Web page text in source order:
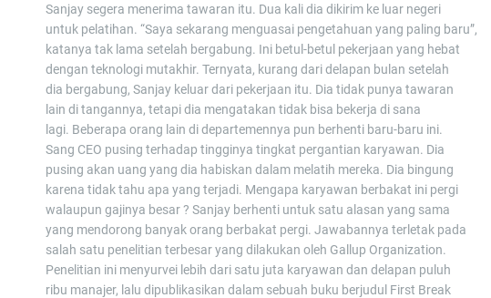
Sanjay segera menerima tawaran itu. Dua kali dia dikirim ke luar negeri
untuk pelatihan. “Saya sekarang menguasai pengetahuan yang paling baru”,
katanya tak lama setelah bergabung. Ini betul-betul pekerjaan yang hebat
dengan teknologi mutakhir. Ternyata, kurang dari delapan bulan setelah
dia bergabung, Sanjay keluar dari pekerjaan itu. Dia tidak punya tawaran
lain di tangannya, tetapi dia mengatakan tidak bisa bekerja di sana
lagi. Beberapa orang lain di departemennya pun berhenti baru-baru ini.
Sang CEO pusing terhadap tingginya tingkat pergantian karyawan. Dia
pusing akan uang yang dia habiskan dalam melatih mereka. Dia bingung
karena tidak tahu apa yang terjadi. Mengapa karyawan berbakat ini pergi
walaupun gajinya besar ? Sanjay berhenti untuk satu alasan yang sama
yang mendorong banyak orang berbakat pergi. Jawabannya terletak pada
salah satu penelitian terbesar yang dilakukan oleh Gallup Organization.
Penelitian ini menyurvei lebih dari satu juta karyawan dan delapan puluh
ribu manajer, lalu dipublikasikan dalam sebuah buku berjudul First Break